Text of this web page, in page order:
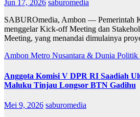
Jun 17, 2026 saburomedia
SABUROmedia, Ambon — Pemerintah
menggelar Kick-off Meeting dan
Meeting, yang menandai dimulainya
Ambon Metro Nusantara & Dunia Politik
Anggota Komisi V DPR RI Saadiah
Maluku Tinjau Longsor BTN Gadihu
Mei 9, 2026 saburomedia